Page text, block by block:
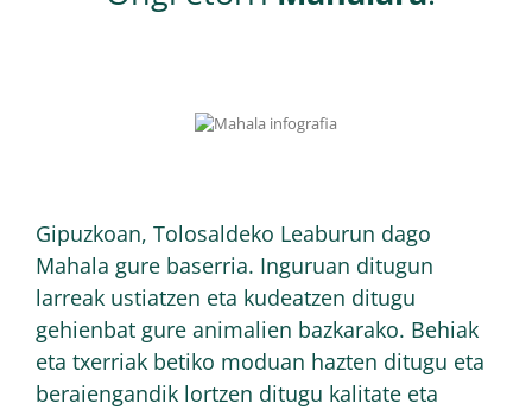
Gipuzkoan, Tolosaldeko Leaburun dago
Mahala gure baserria. Inguruan ditugun
larreak ustiatzen eta kudeatzen ditugu
gehienbat gure animalien bazkarako. Behiak
eta txerriak betiko moduan hazten ditugu eta
beraiengandik lortzen ditugu kalitate eta